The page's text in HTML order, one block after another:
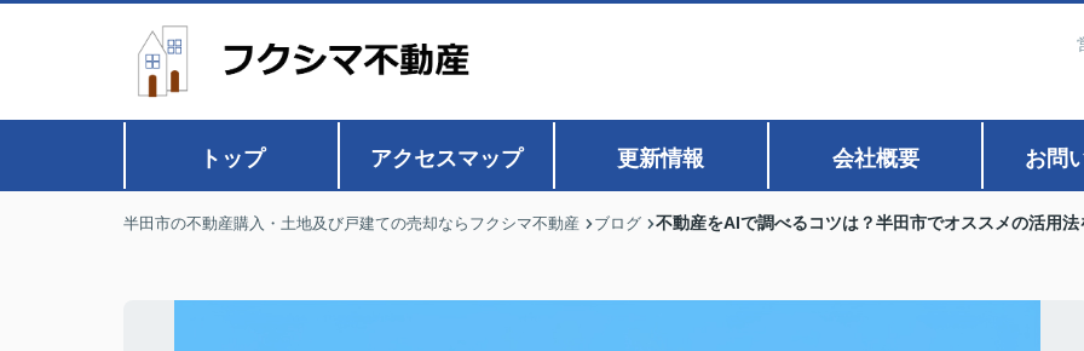
トップ アクセスマップ 更新情報 会社概要 お問
半田市の不動産購入・土地及び戸建ての売却ならフクシマ不動産 ブログ 不動産をAIで調べるコツは？半田市でオススメの活用法